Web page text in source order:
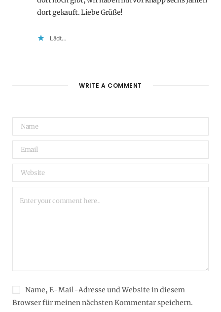
dort gekauft. Liebe Grüße!
Lädt…
WRITE A COMMENT
Name, E-Mail-Adresse und Website in diesem
Browser für meinen nächsten Kommentar speichern.